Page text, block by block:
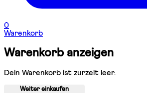
0
Warenkorb
Warenkorb anzeigen
Dein Warenkorb ist zurzeit leer.
Weiter einkaufen